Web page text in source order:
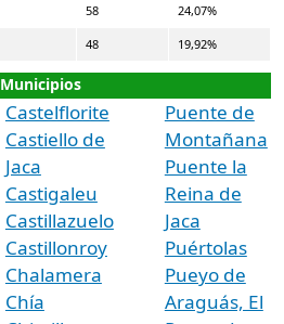
58 24,07%
48 19,92%
Municipios
Castelflorite
Castiello de
Jaca
Castigaleu
Castillazuelo
Castillonroy
Chalamera
Chía
Puente de
Montañana
Puente la
Reina de
Jaca
Puértolas
Pueyo de
Araguás, El